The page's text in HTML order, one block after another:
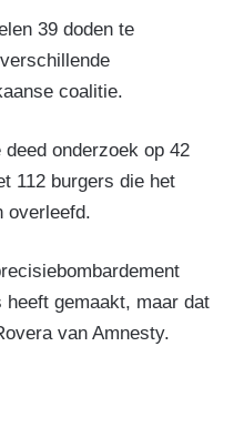
39 doden te
coalitie.
onderzoek op 42
112 burgers die het
overleefd.
gemaakt, maar dat
van Amnesty.